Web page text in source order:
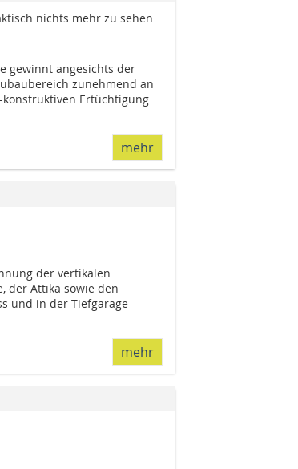
nichts mehr zu sehen
gewinnt angesichts der
zunehmend an
Er­­tüchtigung
mehr
der vertikalen
der Attika sowie den
und in der Tiefgarage
mehr